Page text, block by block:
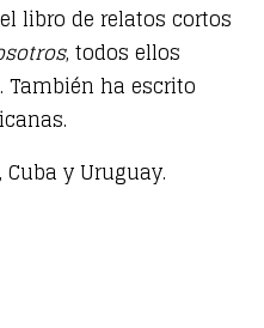
libro de relatos cortos
, todos ellos
También ha escrito
y Uruguay.